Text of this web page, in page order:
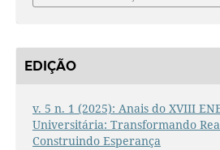
EDIÇÃO
v. 5 n. 1 (2025): Anais do XVIII
Universitária: Transformando
Construindo Esperança